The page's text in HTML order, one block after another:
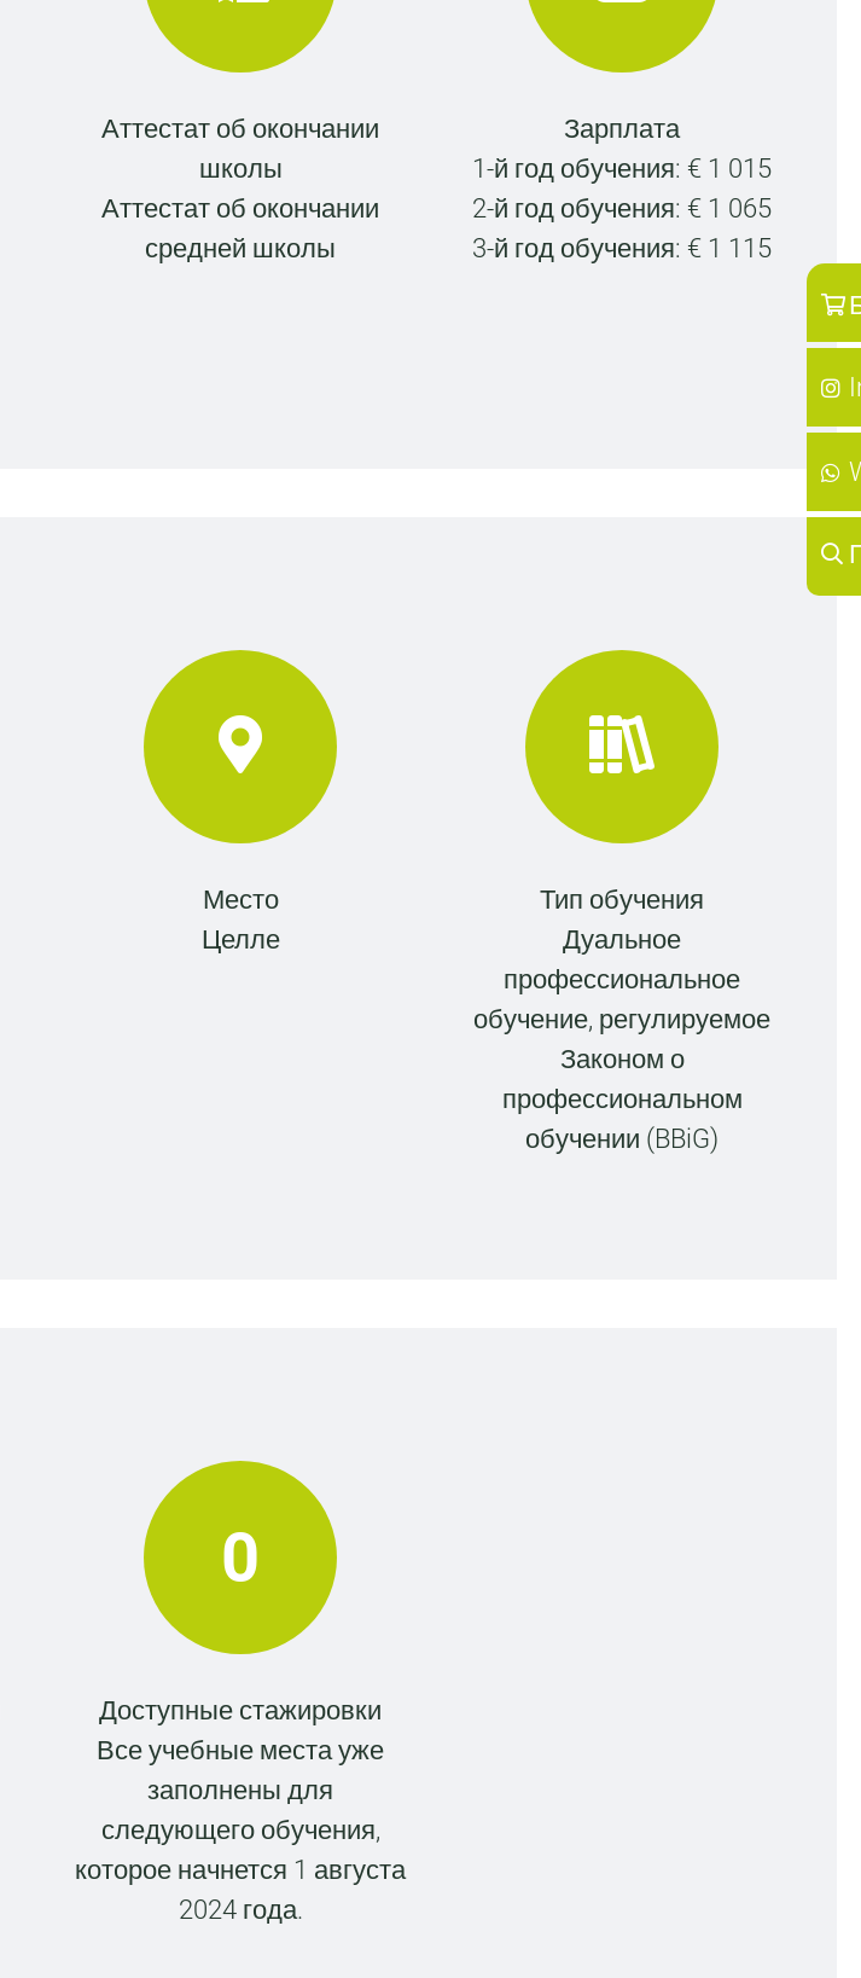
Аттестат об окончании
школы
Аттестат об окончании
средней школы
Зарплата
1-й год обучения: € 1 015
2-й год обучения: € 1 065
3-й год обучения: € 1 115
Место
Целле
Тип обучения
Дуальное
профессиональное
обучение, регулируемое
Законом о
профессиональном
обучении (BBiG)
0
Доступные стажировки
Все учебные места уже
заполнены для
следующего обучения,
которое начнется 1 августа
2024 года.